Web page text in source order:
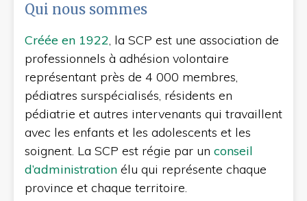
Qui nous sommes
Créée en 1922, la SCP est une association de
professionnels à adhésion volontaire
représentant près de 4 000 membres,
pédiatres surspécialisés, résidents en
pédiatrie et autres intervenants qui travaillent
avec les enfants et les adolescents et les
soignent. La SCP est régie par un conseil
d’administration élu qui représente chaque
province et chaque territoire.